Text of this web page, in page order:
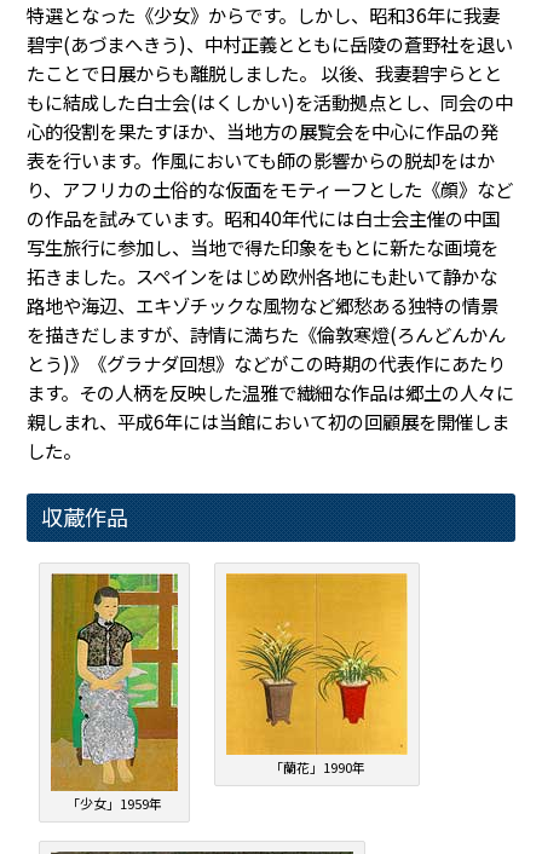
特選となった《少女》からです。しかし、昭和36年に我妻
碧宇(あづまへきう)、中村正義とともに岳陵の蒼野社を退い
たことで日展からも離脱しました。 以後、我妻碧宇らとと
もに結成した白士会(はくしかい)を活動拠点とし、同会の中
心的役割を果たすほか、当地方の展覧会を中心に作品の発
表を行います。作風においても師の影響からの脱却をはか
り、アフリカの土俗的な仮面をモティーフとした《顔》など
の作品を試みています。昭和40年代には白士会主催の中国
写生旅行に参加し、当地で得た印象をもとに新たな画境を
拓きました。スペインをはじめ欧州各地にも赴いて静かな
路地や海辺、エキゾチックな風物など郷愁ある独特の情景
を描きだしますが、詩情に満ちた《倫敦寒燈(ろんどんかん
とう)》《グラナダ回想》などがこの時期の代表作にあたり
ます。その人柄を反映した温雅で繊細な作品は郷土の人々に
親しまれ、平成6年には当館において初の回顧展を開催しま
した。
収蔵作品
「少女」1959年
「蘭花」1990年